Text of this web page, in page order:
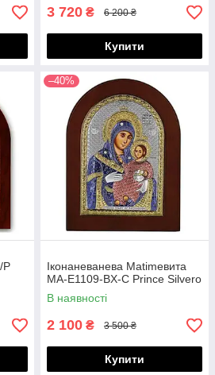
3 720 ₴ 6 200 ₴
Купити
P
–40%
Іконаневанева Matimeвита
MA-E1109-BX-C Prince Silvero
В наявності
2 100 ₴ 3 500 ₴
Купити